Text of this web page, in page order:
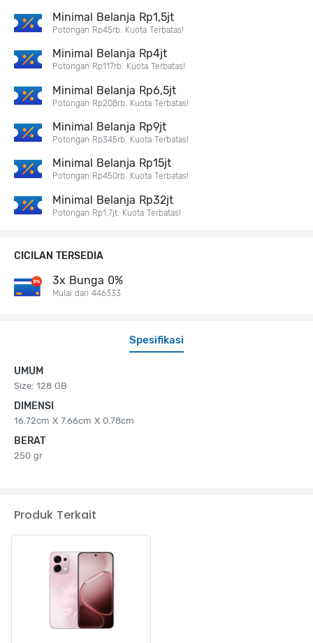
Spesifikasi
UMUM
Size: 128 GB
DIMENSI
16.72cm X 7.66cm X 0.78cm
BERAT
250 gr
Minimal Belanja Rp1,5jt
Potongan Rp45rb. Kuota Terbatas!
Minimal Belanja Rp4jt
Potongan Rp117rb. Kuota Terbatas!
Minimal Belanja Rp6,5jt
Potongan Rp208rb. Kuota Terbatas!
Minimal Belanja Rp9jt
Potongan Rp345rb. Kuota Terbatas!
Minimal Belanja Rp15jt
Potongan Rp450rb. Kuota Terbatas!
Minimal Belanja Rp32jt
Potongan Rp1,7jt. Kuota Terbatas!
CICILAN TERSEDIA
3x Bunga 0%
Mulai dari 446333
Produk Terkait